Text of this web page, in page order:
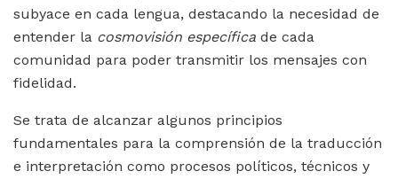
subyace en cada lengua, destacando la necesidad de
entender la cosmovisión específica de cada
comunidad para poder transmitir los mensajes con
fidelidad.
Se trata de alcanzar algunos principios
fundamentales para la comprensión de la traducción
e interpretación como procesos políticos, técnicos y